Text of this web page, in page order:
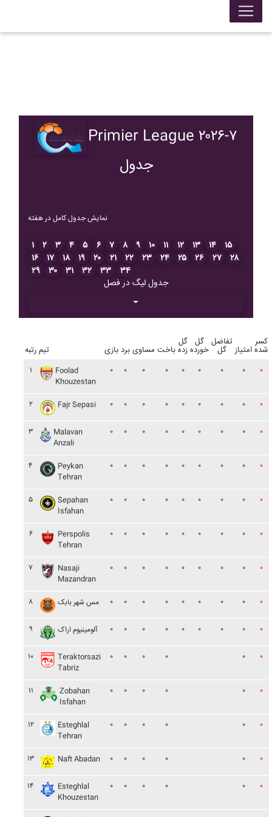
Primier League ۲۰۲۶-۷
جدول
نمایش جدول کامل در هفته
۱ ۲ ۳ ۴ ۵ ۶ ۷ ۸ ۹ ۱۰ ۱۱ ۱۲ ۱۳ ۱۴
۱۵
۱۶
۱۷ ۱۸ ۱۹ ۲۰ ۲۱ ۲۲ ۲۳ ۲۴ ۲۵ ۲۶ ۲۷
۲۸
۲۹
۳۰ ۳۱ ۳۲ ۳۳
۳۴
جدول لیگ در فصل
رتبه تیم بازی برد مساوی باخت
گل
زده
گل
خورده
تفاضل
گل امتیاز
کسر
شده
۱
Foolad
Khouzestan
۰ ۰ ۰ ۰ ۰ ۰ ۰ ۰ ۰
۲ Fajr Sepasi ۰ ۰ ۰ ۰ ۰ ۰ ۰ ۰ ۰
۳
Malavan
Anzali
۰ ۰ ۰ ۰ ۰ ۰ ۰ ۰ ۰
۴
Peykan
Tehran
۰ ۰ ۰ ۰ ۰ ۰ ۰ ۰ ۰
۵
Sepahan
Isfahan
۰ ۰ ۰ ۰ ۰ ۰ ۰ ۰ ۰
۶
Perspolis
Tehran
۰ ۰ ۰ ۰ ۰ ۰ ۰ ۰ ۰
۷
Nasaji
Mazandran
۰ ۰ ۰ ۰ ۰ ۰ ۰ ۰ ۰
۸ مس شهر بابک ۰ ۰ ۰ ۰ ۰ ۰ ۰ ۰ ۰
۹ آلومينيوم اراک ۰ ۰ ۰ ۰ ۰ ۰ ۰ ۰ ۰
۱۰
Teraktorsazi
Tabriz
۰ ۰ ۰ ۰ ۰ ۰
۱۱
Zobahan
Isfahan
۰ ۰ ۰ ۰ ۰ ۰
۱۲
Esteghlal
Tehran
۰ ۰ ۰ ۰ ۰ ۰
۱۳ Naft Abadan ۰ ۰ ۰ ۰ ۰ ۰
۱۴
Esteghlal
Khouzestan
۰ ۰ ۰ ۰ ۰ ۰